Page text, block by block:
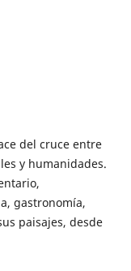
del cruce entre
y humanidades.
gastronomía,
paisajes, desde